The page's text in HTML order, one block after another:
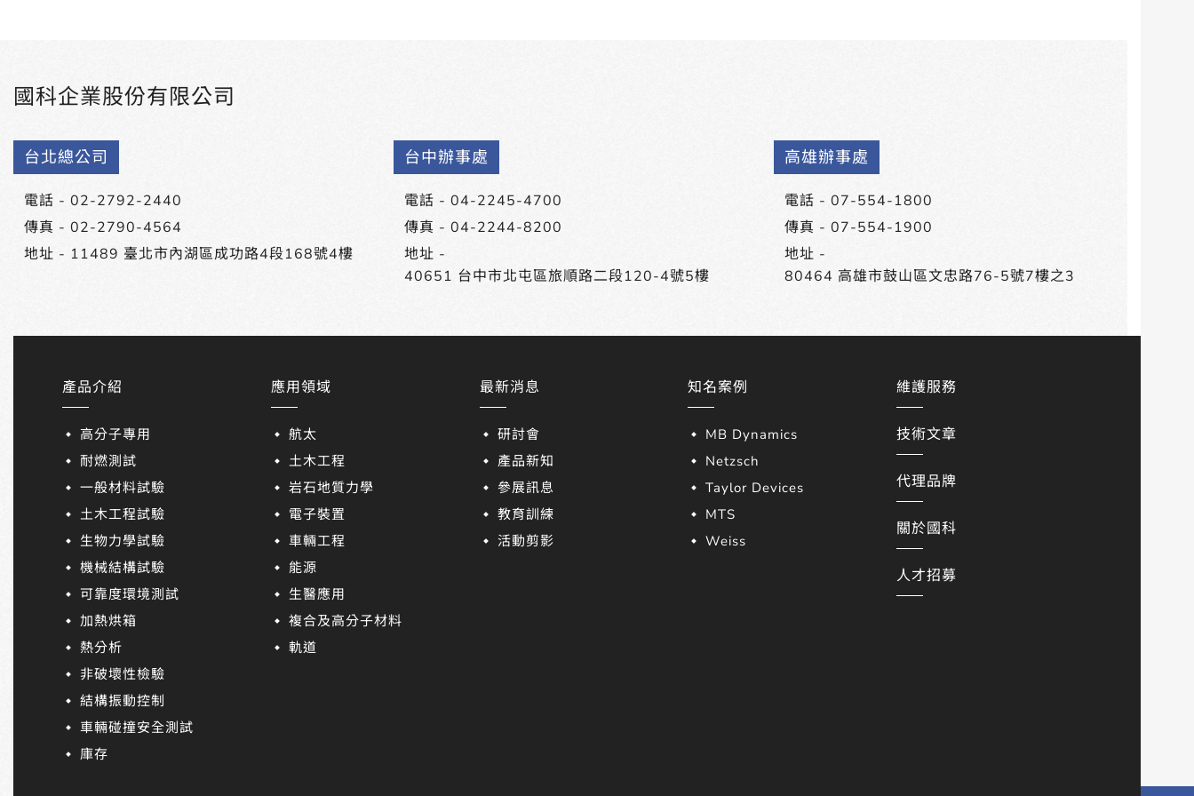
國科企業股份有限公司
台北總公司
電話 - 02-2792-2440
傳真 - 02-2790-4564
地址 - 11489 臺北市內湖區成功路4段168號4樓
台中辦事處
電話 - 04-2245-4700
傳真 - 04-2244-8200
地址 -
40651 台中市北屯區旅順路二段120-4號5樓
高雄辦事處
電話 - 07-554-1800
傳真 - 07-554-1900
地址 -
80464 高雄市鼓山區文忠路76-5號7樓之3
產品介紹
高分子專用
耐燃測試
一般材料試驗
土木工程試驗
生物力學試驗
機械結構試驗
可靠度環境測試
加熱烘箱
熱分析
非破壞性檢驗
結構振動控制
車輛碰撞安全測試
庫存
應用領域
航太
土木工程
岩石地質力學
電子裝置
車輛工程
能源
生醫應用
複合及高分子材料
軌道
最新消息
研討會
產品新知
參展訊息
教育訓練
活動剪影
知名案例
MB Dynamics
Netzsch
Taylor Devices
MTS
Weiss
維護服務
技術文章
代理品牌
關於國科
人才招募